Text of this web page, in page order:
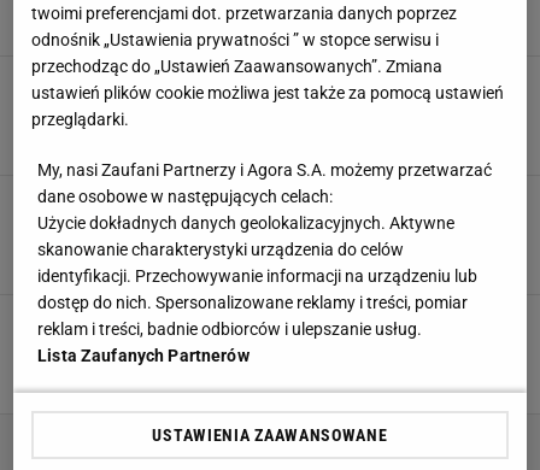
Hubert Rybkowski,15 WRZEŚNIA 2025, 12:35
Conor McGregor zdecydował ws. startu w
wyborach prezydenckich. To nie żart
Wielki powrót Conora McGregora do UFC! "Cały
świat czeka"
Jakub Trochimowicz,16 LIPCA 2025, 13:23
Pokazała zdjęcia, które wysłał jej Conor
McGregor. Ależ z tego będzie skandal
twoimi preferencjami dot. przetwarzania danych poprzez
odnośnik „Ustawienia prywatności ” w stopce serwisu i
przechodząc do „Ustawień Zaawansowanych”. Zmiana
ustawień plików cookie możliwa jest także za pomocą ustawień
przeglądarki.
My, nasi Zaufani Partnerzy i Agora S.A. możemy przetwarzać
dane osobowe w następujących celach:
Użycie dokładnych danych geolokalizacyjnych. Aktywne
skanowanie charakterystyki urządzenia do celów
identyfikacji. Przechowywanie informacji na urządzeniu lub
dostęp do nich. Spersonalizowane reklamy i treści, pomiar
reklam i treści, badnie odbiorców i ulepszanie usług.
Lista Zaufanych Partnerów
USTAWIENIA ZAAWANSOWANE